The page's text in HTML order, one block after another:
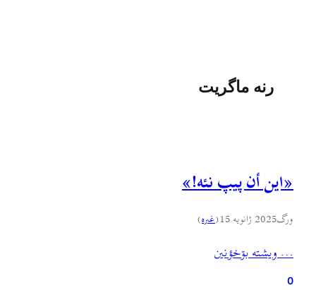
رنه ماگريت
«اين أن پيپ نئه!»
ورگ2025 ژانویه 15 (غىره)
… ويشته بۊخؤنين
0